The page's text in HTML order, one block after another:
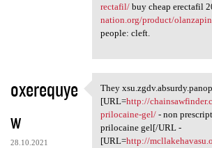
rectafil/buy cheap erectafil
nation.org/product/
people: cleft.
oxerequye
w
28.10.2021
They xsu.zgdv.absurdy
They
[URL=http://
prilocaine-gel/- non
prilocaine gel[/URL -
[URL=http://